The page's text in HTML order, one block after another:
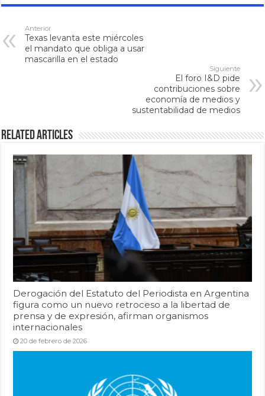
Anterior
Texas levanta este miércoles
el mandato que obliga a usar
mascarilla en el estado
Siguiente
El foro I&D pide
contribuciones sobre
economía de medios y
sustentabilidad de medios
Related Articles
Derogación del Estatuto del Periodista en Argentina
figura como un nuevo retroceso a la libertad de
prensa y de expresión, afirman organismos
internacionales
20 de febrero de 2026